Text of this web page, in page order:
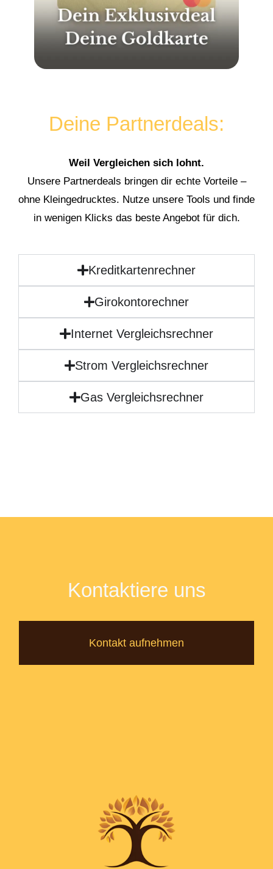
Deine Partnerdeals:
Weil Vergleichen sich lohnt.
Unsere Partnerdeals bringen dir echte Vorteile –
ohne Kleingedrucktes. Nutze unsere Tools und finde
in wenigen Klicks das beste Angebot für dich.
Kreditkartenrechner
Girokontorechner
Internet Vergleichsrechner
Strom Vergleichsrechner
Gas Vergleichsrechner
Kontaktiere uns
Kontakt aufnehmen